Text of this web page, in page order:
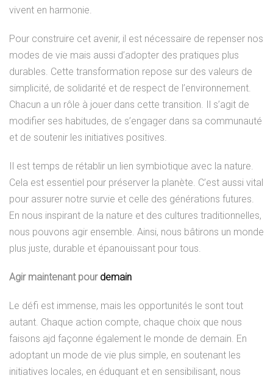
vivent en harmonie.
Pour construire cet avenir, il est nécessaire de repenser nos
modes de vie mais aussi d’adopter des pratiques plus
durables. Cette transformation repose sur des valeurs de
simplicité, de solidarité et de respect de l’environnement.
Chacun a un rôle à jouer dans cette transition. Il s’agit de
modifier ses habitudes, de s’engager dans sa communauté
et de soutenir les initiatives positives.
Il est temps de rétablir un lien symbiotique avec la nature.
Cela est essentiel pour préserver la planète. C’est aussi vital
pour assurer notre survie et celle des générations futures.
En nous inspirant de la nature et des cultures traditionnelles,
nous pouvons agir ensemble. Ainsi, nous bâtirons un monde
plus juste, durable et épanouissant pour tous.
Agir maintenant pour demain
Le défi est immense, mais les opportunités le sont tout
autant. Chaque action compte, chaque choix que nous
faisons ajd façonne également le monde de demain. En
adoptant un mode de vie plus simple, en soutenant les
initiatives locales, en éduquant et en sensibilisant, nous